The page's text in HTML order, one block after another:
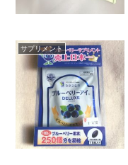
サプリメント